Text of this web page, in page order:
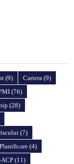
(9) Cariera (9)
(76)
(28)
(7)
Planificare(4)
(11)